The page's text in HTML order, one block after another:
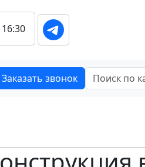
Заказать звонок